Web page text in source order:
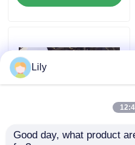
Notícia
máquina de impressão
Lily
Good day, what product